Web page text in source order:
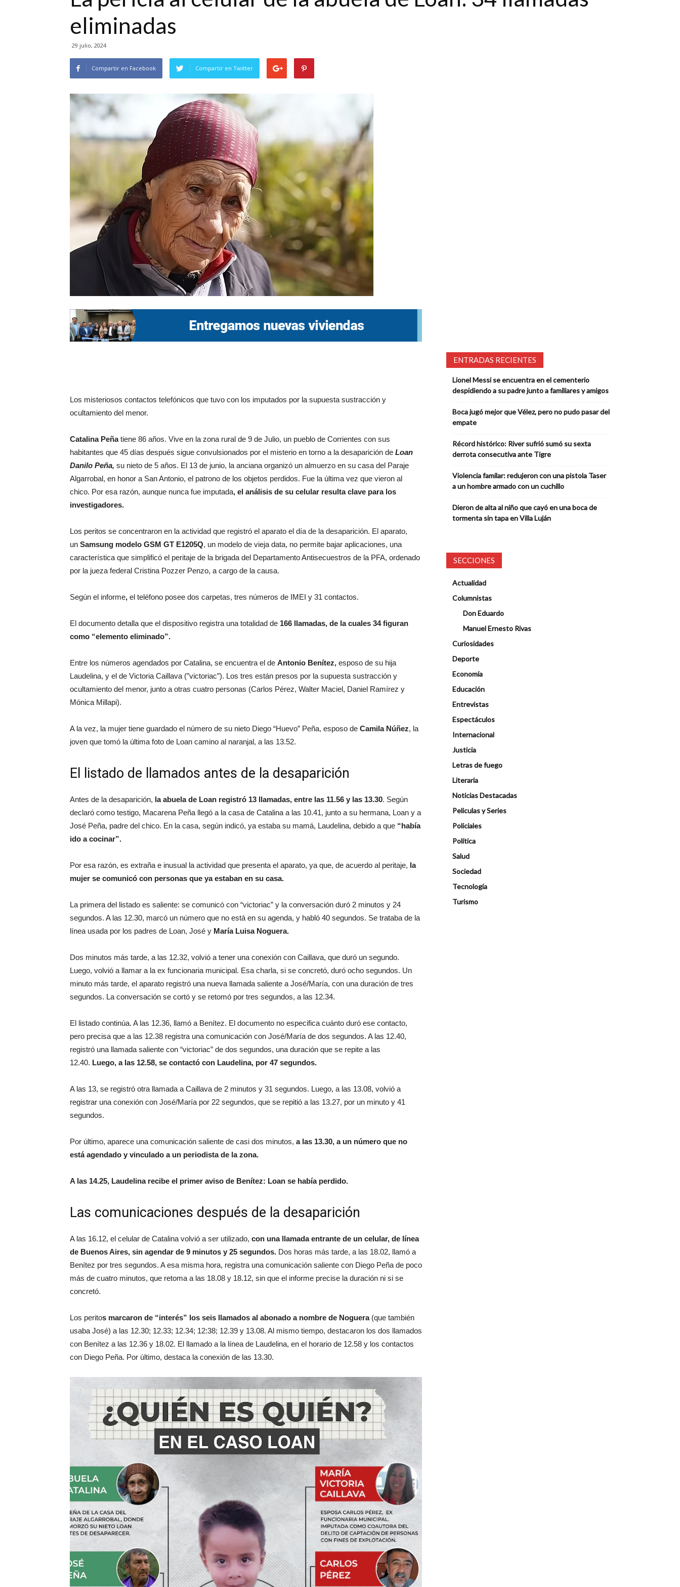
eliminadas
29 julio, 2024
Compartir en Facebook Compartir en Twitter
Los misteriosos contactos telefónicos que tuvo con los imputados por la supuesta sustracción y
ocultamiento del menor.
Catalina Peñatiene 86 años. Vive en la zona rural de 9 de Julio, un pueblo de Corrientes con sus
habitantes que 45 días después sigue convulsionados por el misterio en torno a la desaparición de Loan
Danilo Peña, su nieto de 5 años. El 13 de junio, la anciana organizó un almuerzo en su casa del Paraje
Algarrobal, en honor a San Antonio, el patrono de los objetos perdidos. Fue la última vez que vieron al
chico. Por esa razón, aunque nunca fue imputada, el análisis de su celular resulta clave para los
investigadores.
Los peritos se concentraron en la actividad que registró el aparato el día de la desaparición. El aparato,
un Samsung modelo GSM GT E1205Q, un modelo de vieja data, no permite bajar aplicaciones, una
característica que simplificó el peritaje de la brigada del Departamento Antisecuestros de la PFA, ordenado
por la jueza federal Cristina Pozzer Penzo, a cargo de la causa.
Según el informe, el teléfono posee dos carpetas, tres números de IMEI y 31 contactos.
El documento detalla que el dispositivo registra una totalidad de 166 llamadas, de la cuales 34 figuran
como “elemento eliminado”.
Entre los números agendados por Catalina, se encuentra el de Antonio Benítez, esposo de su hija
Laudelina, y el de Victoria Caillava (”victoriac”). Los tres están presos por la supuesta sustracción y
ocultamiento del menor, junto a otras cuatro personas (Carlos Pérez, Walter Maciel, Daniel Ramírez y
Mónica Millapi).
A la vez, la mujer tiene guardado el número de su nieto Diego “Huevo” Peña, esposo de Camila Núñez, la
joven que tomó la última foto de Loan camino al naranjal, a las 13.52.
El listado de llamados antes de la desaparición
Antes de la desaparición, la abuela de Loan registró 13 llamadas, entre las 11.56 y las 13.30. Según
declaró como testigo, Macarena Peña llegó a la casa de Catalina a las 10.41, junto a su hermana, Loan y a
José Peña, padre del chico. En la casa, según indicó, ya estaba su mamá, Laudelina, debido a que “había
ido a cocinar”.
Por esa razón, es extraña e inusual la actividad que presenta el aparato, ya que, de acuerdo al peritaje, la
mujer se comunicó con personas que ya estaban en su casa.
La primera del listado es saliente: se comunicó con “victoriac” y la conversación duró 2 minutos y 24
segundos. A las 12.30, marcó un número que no está en su agenda, y habló 40 segundos. Se trataba de la
línea usada por los padres de Loan, José y María Luisa Noguera.
Dos minutos más tarde, a las 12.32, volvió a tener una conexión con Caillava, que duró un segundo.
Luego, volvió a llamar a la ex funcionaria municipal. Esa charla, si se concretó, duró ocho segundos. Un
minuto más tarde, el aparato registró una nueva llamada saliente a José/María, con una duración de tres
segundos. La conversación se cortó y se retomó por tres segundos, a las 12.34.
El listado continúa. A las 12.36, llamó a Benítez. El documento no especifica cuánto duró ese contacto,
pero precisa que a las 12.38 registra una comunicación con José/María de dos segundos. A las 12.40,
registró una llamada saliente con “victoriac” de dos segundos, una duración que se repite a las
12.40. Luego, a las 12.58, se contactó con Laudelina, por 47 segundos.
A las 13, se registró otra llamada a Caillava de 2 minutos y 31 segundos. Luego, a las 13.08, volvió a
registrar una conexión con José/María por 22 segundos, que se repitió a las 13.27, por un minuto y 41
segundos.
Por último, aparece una comunicación saliente de casi dos minutos, a las 13.30, a un número que no
está agendado y vinculado a un periodista de la zona.
A las 14.25, Laudelina recibe el primer aviso de Benítez: Loan se había perdido.
Las comunicaciones después de la desaparición
A las 16.12, el celular de Catalina volvió a ser utilizado, con una llamada entrante de un celular, de línea
de Buenos Aires, sin agendar de 9 minutos y 25 segundos. Dos horas más tarde, a las 18.02, llamó a
Benítez por tres segundos. A esa misma hora, registra una comunicación saliente con Diego Peña de poco
más de cuatro minutos, que retoma a las 18.08 y 18.12, sin que el informe precise la duración ni si se
concretó.
Los peritos marcaron de “interés” los seis llamados al abonado a nombre de Noguera (que también
usaba José) a las 12.30; 12.33; 12.34; 12:38; 12.39 y 13.08. Al mismo tiempo, destacaron los dos llamados
con Benítez a las 12.36 y 18.02. El llamado a la línea de Laudelina, en el horario de 12.58 y los contactos
con Diego Peña. Por último, destaca la conexión de las 13.30.
ENTRADAS RECIENTES
Lionel Messi se encuentra en el cementerio
despidiendo a su padre junto a familiares y amigos
Boca jugó mejor que Vélez, pero no pudo pasar del
empate
Récord histórico: River sufrió sumó su sexta
derrota consecutiva ante Tigre
Violencia familar: redujeron con una pistola Taser
a un hombre armado con un cuchillo
Dieron de alta al niño que cayó en una boca de
tormenta sin tapa en Villa Luján
SECCIONES
Actualidad
Columnistas
Don Eduardo
Manuel Ernesto Rivas
Curiosidades
Deporte
Economía
Educación
Entrevistas
Espectáculos
Internacional
Justicia
Letras de fuego
Literaria
Noticias Destacadas
Peliculas y Series
Policiales
Política
Salud
Sociedad
Tecnología
Turismo